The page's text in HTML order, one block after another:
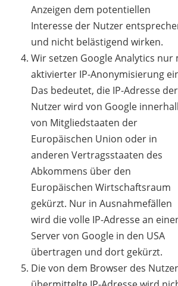
Anzeigen dem potentiellen
Interesse der Nutzer
und nicht belästigend wirken.
Wir setzen Google Analytics nur
aktivierter IP-Anonymisierung
Das bedeutet, die IP-Adresse der
Nutzer wird von Google
von Mitgliedstaaten der
Europäischen Union oder in
anderen Vertragsstaaten des
Abkommens über den
Europäischen Wirtschaftsraum
gekürzt. Nur in Ausnahmefällen
wird die volle IP-Adresse an
Server von Google in den USA
übertragen und dort gekürzt.
Die von dem Browser des